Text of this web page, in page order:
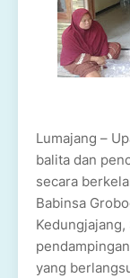
Lumajang –
balita dan
secara
Babinsa
yang